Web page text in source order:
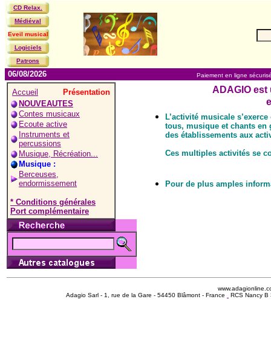
CD Relax.
Médiéval
Eveil musical
Logiciels
Patrons
06/08/2026 Paiement en ligne
Accueil
Présentation
NOUVEAUTES
Contes musicaux
Ecoute active
Instruments et
percussions
Musique, Récréation...
Musique :
Berceuses,
endormissement
* Conditions générales
Port complémentaire
ADAGIO
L’activité musicale
tous, musique et chants en
des établissements aux
Ces multiples activités se
Pour de plus amples
Adagio Sarl - 1, rue de la Gare - 54450 Blâmont - France
RCS Nancy B